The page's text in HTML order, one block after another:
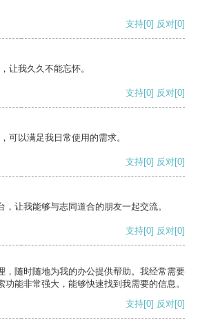
支持[0] 反对[0]
让我久久不能忘怀。
支持[0] 反对[0]
可以满足我日常使用的需求。
支持[0] 反对[0]
让我能够与志同道合的朋友一起交流。
支持[0] 反对[0]
，随时随地为我的办公提供帮助。我经常需要
能非常强大，能够快速找到我需要的信息。
支持[0] 反对[0]